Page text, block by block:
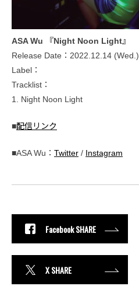
ASA Wu 『Night Noon Light』
Release Date：2022.12.14 (Wed.)
Label：
Tracklist：
1. Night Noon Light
■配信リンク
■ASA Wu： Twitter / Instagram
Facebook SHARE
X SHARE